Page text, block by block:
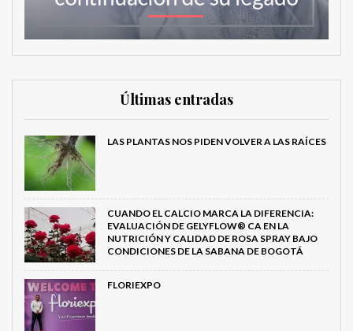
Últimas entradas
LAS PLANTAS NOS PIDEN VOLVER A LAS RAÍCES
CUANDO EL CALCIO MARCA LA DIFERENCIA:
EVALUACIÓN DE GELYFLOW® CA EN LA
NUTRICIÓN Y CALIDAD DE ROSA SPRAY BAJO
CONDICIONES DE LA SABANA DE BOGOTÁ
FLORIEXPO